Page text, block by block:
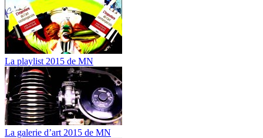
La playlist 2015 de MN
La galerie d’art 2015 de MN